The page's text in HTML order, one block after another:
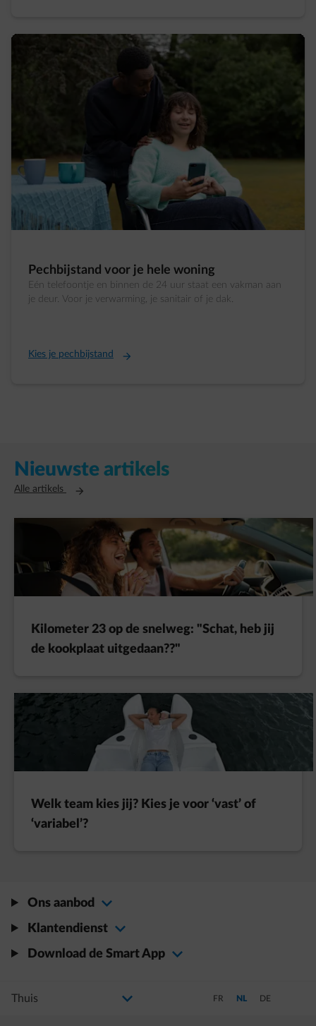
Pechbijstand voor je hele woning
Eén telefoontje en binnen de 24 uur staat een vakman aan
je deur. Voor je verwarming, je sanitair of je dak.
Kies je pechbijstand
Nieuwste artikels
Alle artikels Opent in een nieuw tabblad
Kilometer 23 op de snelweg: "Schat, heb jij
de kookplaat uitgedaan??"
Welk team kies jij? Kies je voor ‘vast’ of
‘variabel’?
Ons aanbod
Klantendienst
Download de Smart App
Selecteer uw profiel
Als u de selectie wijzigt, gaat u naar een nieuwe pagina Schakel over naar Frans
FR Schakel over naar
NL Schakel over
DE